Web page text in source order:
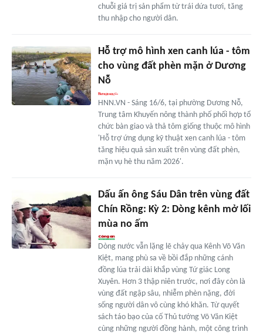
chuỗi giá trị sản phẩm từ trái dứa tươi, tăng
thu nhập cho người dân.
Hỗ trợ mô hình xen canh lúa - tôm
cho vùng đất phèn mặn ở Dương
Nỗ
HNN.VN - Sáng 16/6, tại phường Dương Nỗ,
Trung tâm Khuyến nông thành phố phối hợp tổ
chức bàn giao và thả tôm giống thuộc mô hình
'Hỗ trợ ứng dụng kỹ thuật xen canh lúa - tôm
tăng hiệu quả sản xuất trên vùng đất phèn,
mặn vụ hè thu năm 2026'.
Dấu ấn ông Sáu Dân trên vùng đất
Chín Rồng: Kỳ 2: Dòng kênh mở lối
mùa no ấm
Dòng nước vẫn lặng lẽ chảy qua Kênh Võ Văn
Kiệt, mang phù sa về bồi đắp những cánh
đồng lúa trải dài khắp vùng Tứ giác Long
Xuyên. Hơn 3 thập niên trước, nơi đây còn là
vùng đất ngập sâu, nhiễm phèn nặng, đời
sống người dân vô cùng khó khăn. Từ quyết
sách táo bạo của cố Thủ tướng Võ Văn Kiệt
cùng những người đồng hành, một công trình